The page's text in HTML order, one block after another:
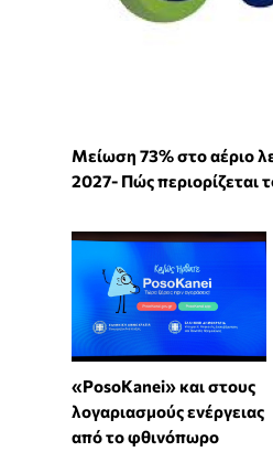
Μείωση 73% στο αέριο
2027- Πώς περιορίζεται
«PosoKanei» και στους
λογαριασμούς ενέργειας
από το φθινόπωρο